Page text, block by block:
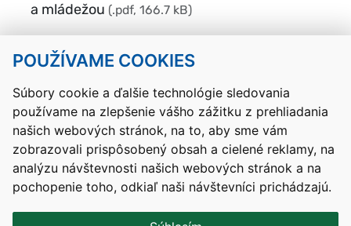
POUŽÍVAME COOKIES
Súbory cookie a ďalšie technológie sledovania
používame na zlepšenie vášho zážitku z prehliadania
našich webových stránok, na to, aby sme vám
zobrazovali prispôsobený obsah a cielené reklamy, na
analýzu návštevnosti našich webových stránok a na
pochopenie toho, odkiaľ naši návštevníci prichádzajú.
a mládežou (.pdf, 166.7 kB)
Kontakty Mapa stránky RSS
Vyhlásenie o prístupnosti
Nastavenia cookies
Prevádzkovateľom služby je Ministerstvo školstva, výskumu,
vývoja a mládeže Slovenskej republiky.